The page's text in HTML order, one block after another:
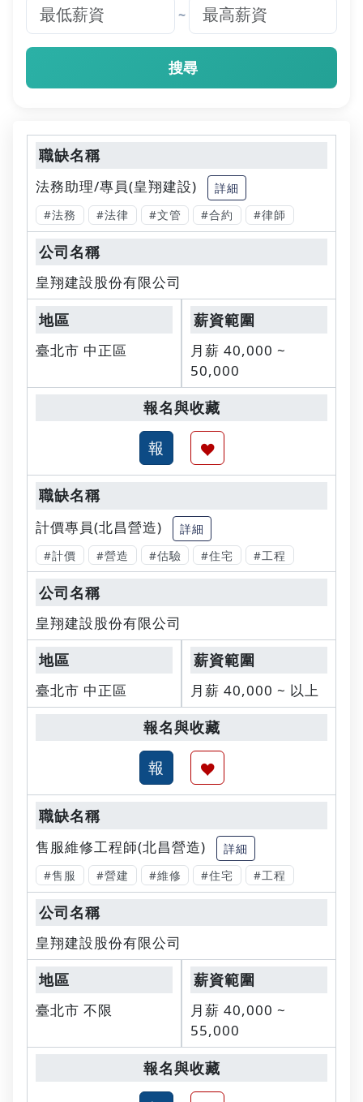
~
搜尋
法務助理/專員(皇翔建設)
詳細
#法務
#法律 #文管 #合約 #律師
皇翔建設股份有限公司
臺北市 中正區
月薪 40,000 ~
50,000
計價專員(北昌營造)
詳細
#計價
#營造 #估驗 #住宅 #工程
皇翔建設股份有限公司
臺北市 中正區 月薪 40,000 ~ 以上
售服維修工程師(北昌營造)
詳細
#售服
#營建 #維修 #住宅 #工程
皇翔建設股份有限公司
臺北市 不限
月薪 40,000 ~
55,000